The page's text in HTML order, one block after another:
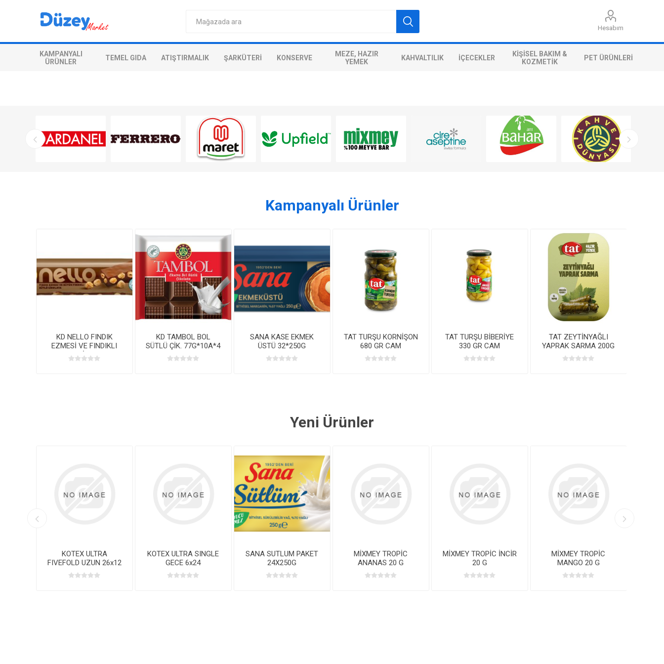
Hesabım
KAMPANYALI
ÜRÜNLER
TEMEL GIDA ATIŞTIRMALIK ŞARKÜTERI KONSERVE
MEZE, HAZIR
YEMEK
KAHVALTILIK İÇECEKLER
KIŞISEL BAKIM &
KOZMETIK
PET ÜRÜNLERI
Kampanyalı Ürünler
KD NELLO FINDIK
EZMESİ VE FINDIKLI
ÇİK.
KD TAMBOL BOL
SÜTLÜ ÇİK. 77G*10A*4
SANA KASE EKMEK
ÜSTÜ 32*250G
TAT TURŞU KORNİŞON
680 GR CAM
TAT TURŞU BİBERİYE
330 GR CAM
TAT ZEYTİNYAĞLI
YAPRAK SARMA 200G
Yeni Ürünler
KOTEX ULTRA
FIVEFOLD UZUN 26x12
KOTEX ULTRA SINGLE
GECE 6x24
SANA SUTLUM PAKET
24X250G
MİXMEY TROPİC
ANANAS 20 G
MİXMEY TROPİC İNCİR
MİXMEY TROPİC
MANGO 20 G